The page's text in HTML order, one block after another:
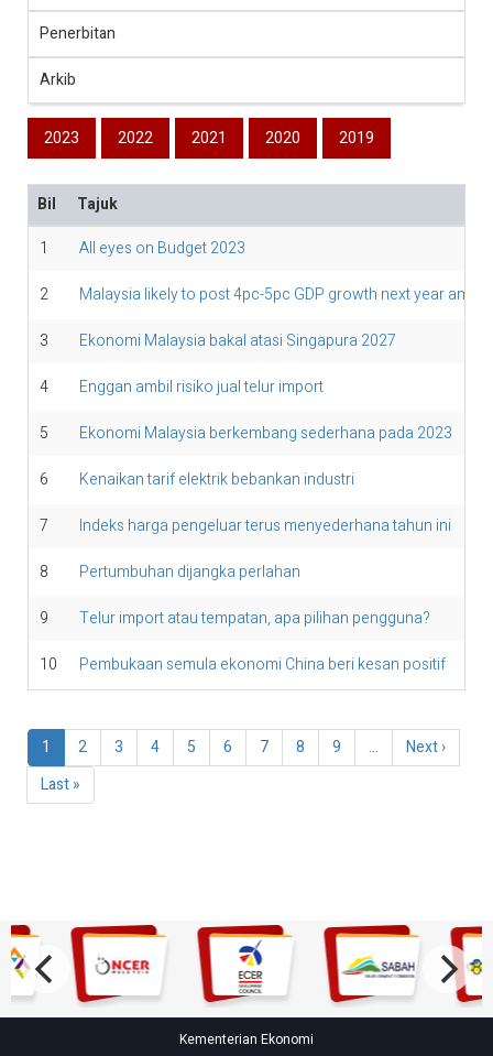
Penerbitan
Arkib
2023 2022 2021 2020 2019
Bil
Tajuk
1
All eyes on Budget 2023
2
Malaysia likely to post 4pc-5pc GDP growth next year amid
3
Ekonomi Malaysia bakal atasi Singapura 2027
4
Enggan ambil risiko jual telur import
5
Ekonomi Malaysia berkembang sederhana pada 2023
6
Kenaikan tarif elektrik bebankan industri
7
Indeks harga pengeluar terus menyederhana tahun ini
8
Pertumbuhan dijangka perlahan
9
Telur import atau tempatan, apa pilihan pengguna?
10
Pembukaan semula ekonomi China beri kesan positif
Pagination
Current
page
1 Page
2 Page
3 Page
4 Page
5 Page
6 Page
7 Page
8 Page
9 …
Next
page
Next ›
Last
page
Last »
Kementerian Ekonomi